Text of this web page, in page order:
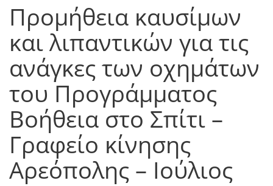
Προμήθεια καυσίμων
και λιπαντικών για τις
ανάγκες των οχημάτων
του Προγράμματος
Βοήθεια στο Σπίτι –
Γραφείο κίνησης
Αρεόπολης – Ιούλιος